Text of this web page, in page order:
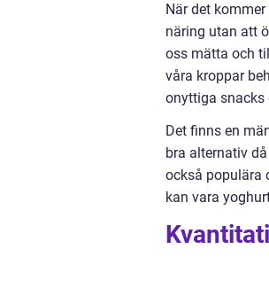
När det
näring utan att
oss mätta och
våra kroppar
onyttiga snacks
Det finns en
bra alternativ
också populära
kan vara